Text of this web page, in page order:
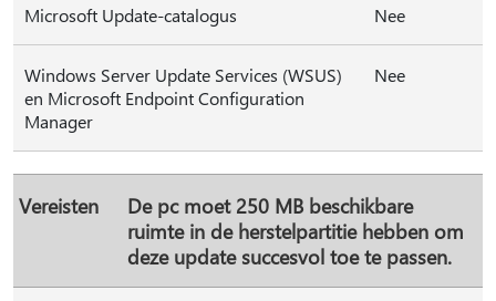
Microsoft Update-catalogus Nee
Windows Server Update Services (WSUS)
en Microsoft Endpoint Configuration
Manager
Nee
Vereisten
De pc moet 250 MB beschikbare
ruimte in de herstelpartitie hebben om
deze update succesvol toe te passen.